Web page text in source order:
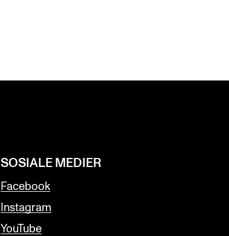
SOSIALE MEDIER
Facebook
Instagram
YouTube